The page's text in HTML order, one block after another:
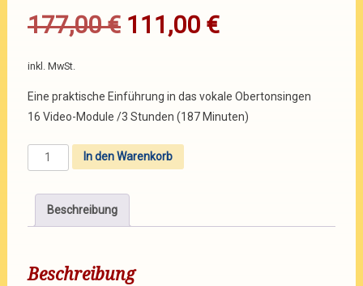
177,00€ 111,00 €
inkl. MwSt.
Eine praktische Einführung in das vokale Obertonsingen
16 Video-Module /3 Stunden (187 Minuten)
In den Warenkorb
Beschreibung
Beschreibung